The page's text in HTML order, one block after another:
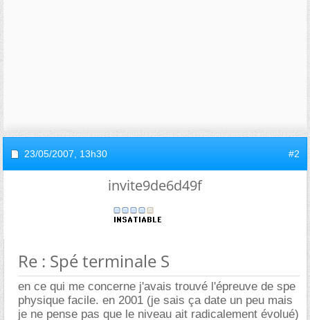
23/05/2007, 13h30 #2
invite9de6d49f
Re : Spé terminale S
en ce qui me concerne j'avais trouvé l'épreuve de spe
physique facile. en 2001 (je sais ça date un peu mais
je ne pense pas que le niveau ait radicalement évolué)